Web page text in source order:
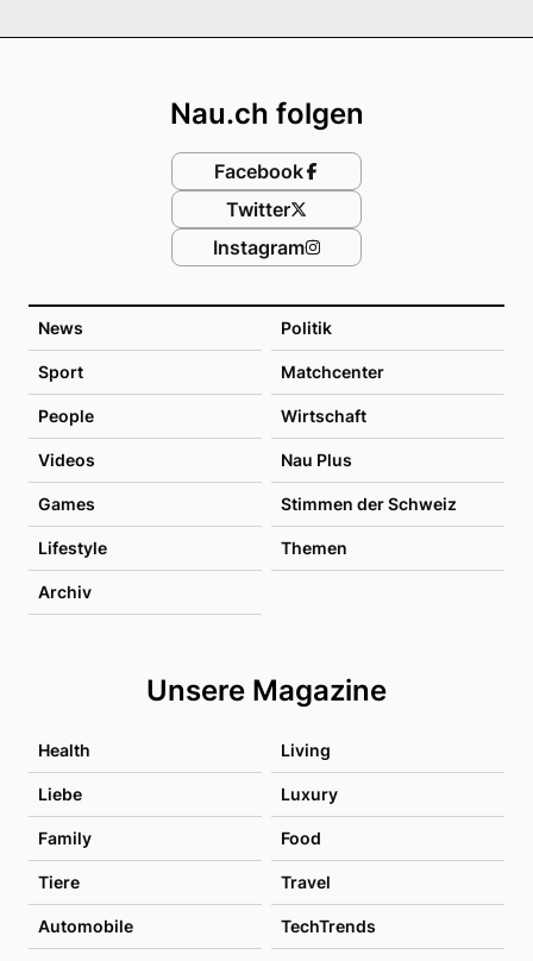
News Politik
Sport Matchcenter
People Wirtschaft
Videos Nau Plus
Games Stimmen der Schweiz
Lifestyle Themen
Archiv
Unsere Magazine
Health Living
Liebe Luxury
Family Food
Tiere Travel
Automobile TechTrends
Nau.ch folgen
Facebook
Twitter
Instagram